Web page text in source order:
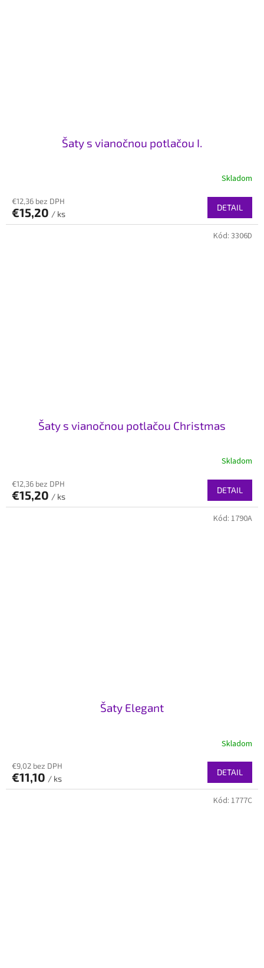
Šaty s vianočnou potlačou I.
Skladom
€12,36 bez DPH
€15,20 / ks
DETAIL
Šaty s vianočnou potlačou Christmas
Skladom
€12,36 bez DPH
€15,20 / ks
DETAIL
Kód: 3306D
Šaty Elegant
Skladom
€9,02 bez DPH
€11,10 / ks
DETAIL
Kód: 1790A
Kód: 1777C